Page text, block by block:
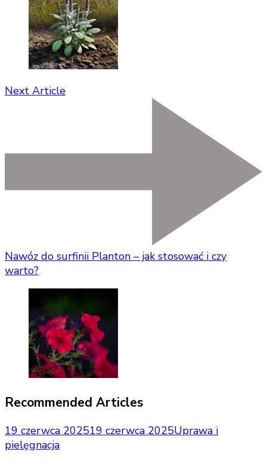
Next Article
Nawóz do surfinii Planton – jak stosować i czy
warto?
Recommended Articles
19 czerwca 202519 czerwca 2025Uprawa i
pielęgnacja